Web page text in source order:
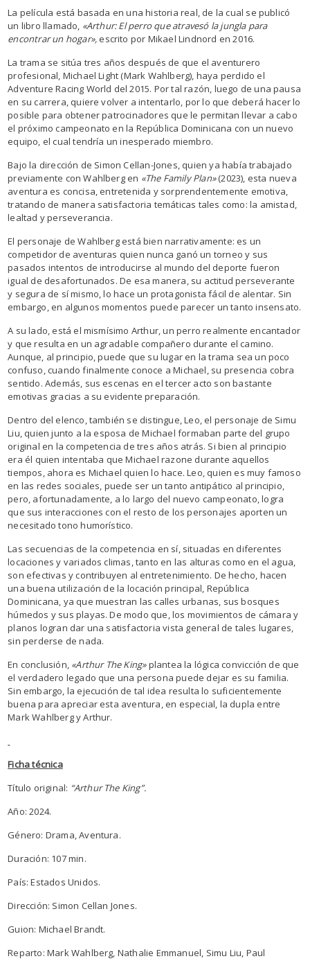
La película está basada en una historia real, de la cual se publicó
un libro llamado, «Arthur: El perro que atravesó la jungla para
encontrar un hogar», escrito por Mikael Lindnord en 2016.
La trama se sitúa tres años después de que el aventurero
profesional, Michael Light (Mark Wahlberg), haya perdido el
Adventure Racing World del 2015. Por tal razón, luego de una pausa
en su carrera, quiere volver a intentarlo, por lo que deberá hacer lo
posible para obtener patrocinadores que le permitan llevar a cabo
el próximo campeonato en la República Dominicana con un nuevo
equipo, el cual tendría un inesperado miembro.
Bajo la dirección de Simon Cellan-Jones, quien ya había trabajado
previamente con Wahlberg en «The Family Plan»(2023), esta nueva
aventura es concisa, entretenida y sorprendentemente emotiva,
tratando de manera satisfactoria temáticas tales como: la amistad,
lealtad y perseverancia.
El personaje de Wahlberg está bien narrativamente: es un
competidor de aventuras quien nunca ganó un torneo y sus
pasados intentos de introducirse al mundo del deporte fueron
igual de desafortunados. De esa manera, su actitud perseverante
y segura de sí mismo, lo hace un protagonista fácil de alentar. Sin
embargo, en algunos momentos puede parecer un tanto insensato.
A su lado, está el mismísimo Arthur, un perro realmente encantador
y que resulta en un agradable compañero durante el camino.
Aunque, al principio, puede que su lugar en la trama sea un poco
confuso, cuando finalmente conoce a Michael, su presencia cobra
sentido. Además, sus escenas en el tercer acto son bastante
emotivas gracias a su evidente preparación.
Dentro del elenco, también se distingue, Leo, el personaje de Simu
Liu, quien junto a la esposa de Michael formaban parte del grupo
original en la competencia de tres años atrás. Si bien al principio
era él quien intentaba que Michael razone durante aquellos
tiempos, ahora es Michael quien lo hace. Leo, quien es muy famoso
en las redes sociales, puede ser un tanto antipático al principio,
pero, afortunadamente, a lo largo del nuevo campeonato, logra
que sus interacciones con el resto de los personajes aporten un
necesitado tono humorístico.
Las secuencias de la competencia en sí, situadas en diferentes
locaciones y variados climas, tanto en las alturas como en el agua,
son efectivas y contribuyen al entretenimiento. De hecho, hacen
una buena utilización de la locación principal, República
Dominicana, ya que muestran las calles urbanas, sus bosques
húmedos y sus playas. De modo que, los movimientos de cámara y
planos logran dar una satisfactoria vista general de tales lugares,
sin perderse de nada.
En conclusión, «Arthur The King»plantea la lógica convicción de que
el verdadero legado que una persona puede dejar es su familia.
Sin embargo, la ejecución de tal idea resulta lo suficientemente
buena para apreciar esta aventura, en especial, la dupla entre
Mark Wahlberg y Arthur.
Ficha técnica
Título original: “Arthur The King”.
Año: 2024.
Género: Drama, Aventura.
Duración: 107 min.
País: Estados Unidos.
Dirección: Simon Cellan Jones.
Guion: Michael Brandt.
Reparto: Mark Wahlberg, Nathalie Emmanuel, Simu Liu, Paul